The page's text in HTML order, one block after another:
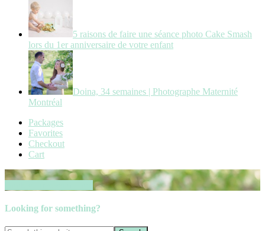
5 raisons de faire une séance photo Cake Smash
lors du 1er anniversaire de votre enfant
Doina, 34 semaines | Photographe Maternité
Montréal
Packages
Favorites
Checkout
Cart
Looking for something?